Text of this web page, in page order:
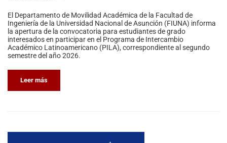
El Departamento de Movilidad Académica de la Facultad de
Ingeniería de la Universidad Nacional de Asunción (FIUNA) informa
la apertura de la convocatoria para estudiantes de grado
interesados en participar en el Programa de Intercambio
Académico Latinoamericano (PILA), correspondiente al segundo
semestre del año 2026.
Leer más